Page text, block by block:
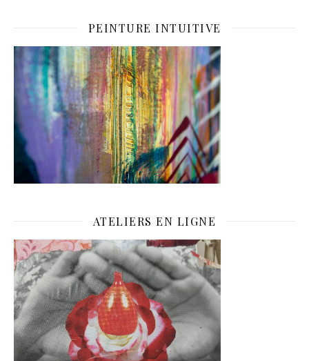
PEINTURE INTUITIVE
ATELIERS EN LIGNE